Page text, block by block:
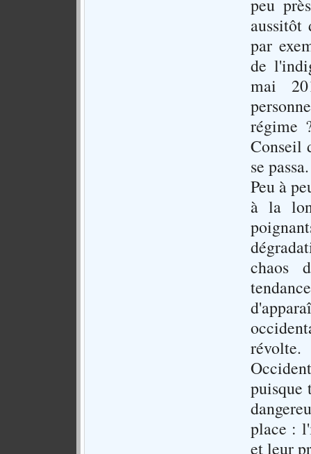
peu
par
de
mai
régime
Conseil
se passa.
Peu à
à la
chaos
puisque
place :
et leur